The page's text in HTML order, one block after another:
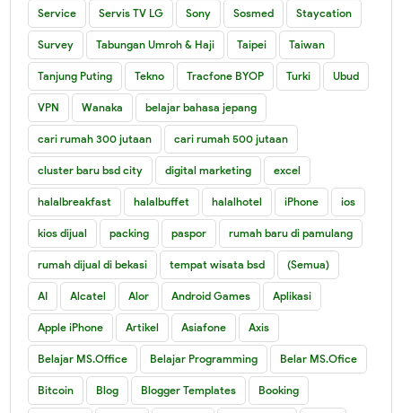
Service Servis TV LG Sony Sosmed Staycation
Survey Tabungan Umroh & Haji Taipei Taiwan
Tanjung Puting Tekno Tracfone BYOP Turki Ubud
VPN Wanaka belajar bahasa jepang
cari rumah 300 jutaan cari rumah 500 jutaan
cluster baru bsd city digital marketing excel
halalbreakfast halalbuffet halalhotel iPhone ios
kios dijual packing paspor rumah baru di pamulang
rumah dijual di bekasi tempat wisata bsd (Semua)
AI Alcatel Alor Android Games Aplikasi
Apple iPhone Artikel Asiafone Axis
Belajar MS.Office Belajar Programming Belar MS.Ofice
Bitcoin Blog Blogger Templates Booking